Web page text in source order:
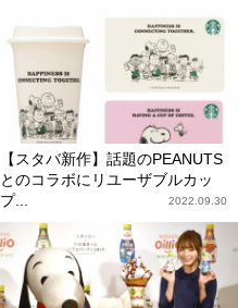
【スタバ新作】話題のPEANUTS
とのコラボにリユーザブルカッ
プ...
2022.09.30